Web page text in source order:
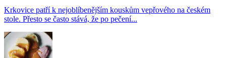
Krkovice patří k nejoblíbenějším kouskům vepřového na českém
stole. Přesto se často stává, že po pečení...